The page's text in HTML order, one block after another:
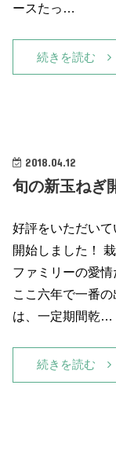
ースたっ…
続きを読む
2018.04.12
旬の新玉ねぎ
好評をいただい
開始しました！
ファミリーの愛情
ここ六年で一番
は、一定期間乾…
続きを読む